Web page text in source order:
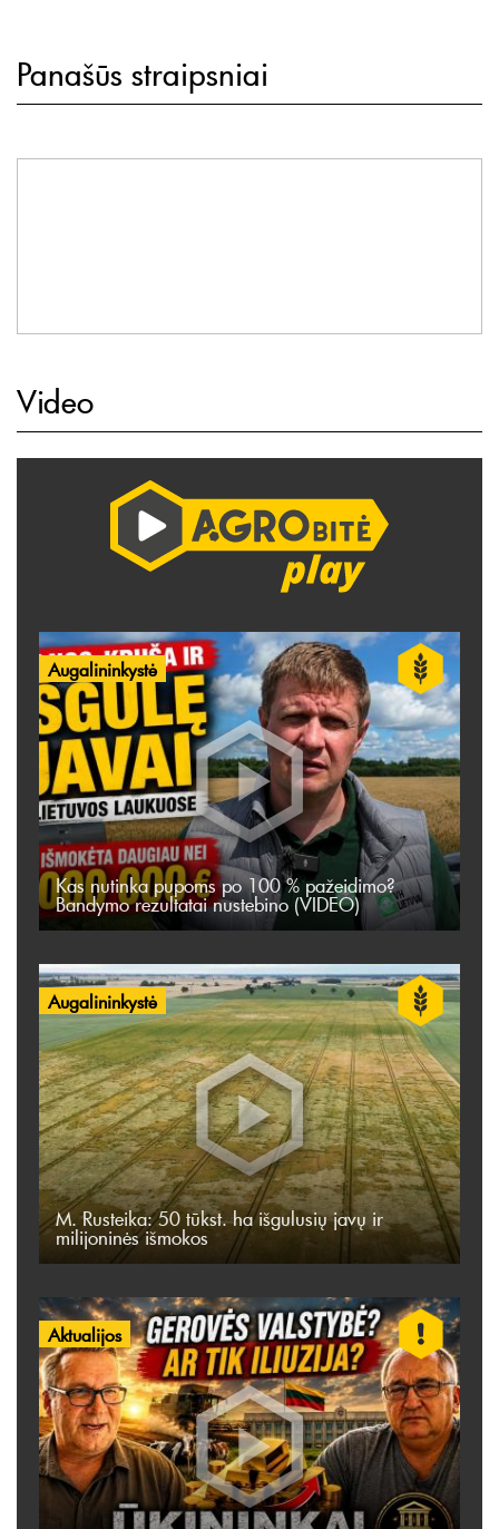
Panašūs straipsniai
Video
Augalininkystė
Kas nutinka pupoms po 100 % pažeidimo?
Bandymo rezultatai nustebino (VIDEO)
Augalininkystė
M. Rusteika: 50 tūkst. ha išgulusių javų ir
milijoninės išmokos
Aktualijos